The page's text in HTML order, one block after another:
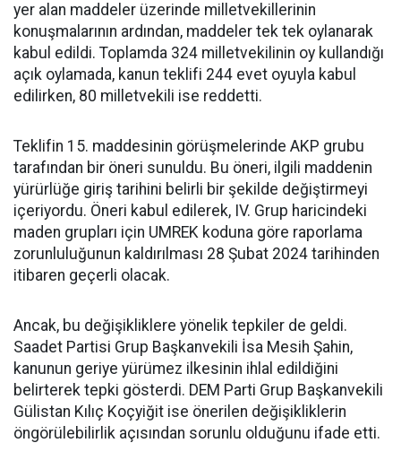
yer alan maddeler üzerinde milletvekillerinin
konuşmalarının ardından, maddeler tek tek oylanarak
kabul edildi. Toplamda 324 milletvekilinin oy kullandığı
açık oylamada, kanun teklifi 244 evet oyuyla kabul
edilirken, 80 milletvekili ise reddetti.
Teklifin 15. maddesinin görüşmelerinde AKP grubu
tarafından bir öneri sunuldu. Bu öneri, ilgili maddenin
yürürlüğe giriş tarihini belirli bir şekilde değiştirmeyi
içeriyordu. Öneri kabul edilerek, IV. Grup haricindeki
maden grupları için UMREK koduna göre raporlama
zorunluluğunun kaldırılması 28 Şubat 2024 tarihinden
itibaren geçerli olacak.
Ancak, bu değişikliklere yönelik tepkiler de geldi.
Saadet Partisi Grup Başkanvekili İsa Mesih Şahin,
kanunun geriye yürümez ilkesinin ihlal edildiğini
belirterek tepki gösterdi. DEM Parti Grup Başkanvekili
Gülistan Kılıç Koçyiğit ise önerilen değişikliklerin
öngörülebilirlik açısından sorunlu olduğunu ifade etti.